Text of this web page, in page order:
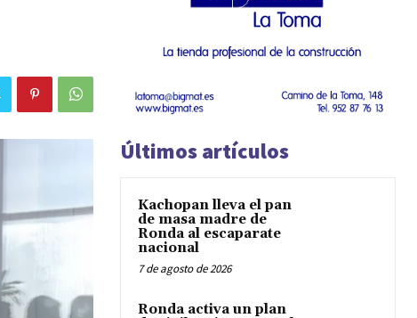
Últimos artículos
Kachopan lleva el pan
de masa madre de
Ronda al escaparate
nacional
7 de agosto de 2026
Ronda activa un plan